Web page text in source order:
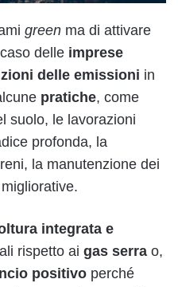
green ma di attivare
delle imprese
delle emissioni in
pratiche, come
suolo, le lavorazioni
profonda, la
la manutenzione dei
integrata e
rispetto ai gas serra o,
positivo perché